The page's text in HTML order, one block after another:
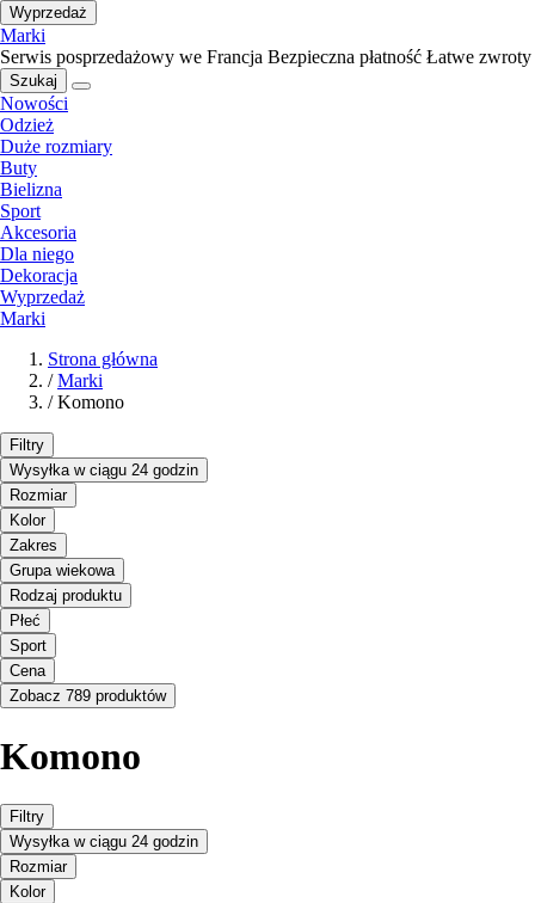
Wyprzedaż
Marki
Serwis posprzedażowy we Francja Bezpieczna płatność Łatwe zwroty
Szukaj
Nowości
Odzież
Duże rozmiary
Buty
Bielizna
Sport
Akcesoria
Dla niego
Dekoracja
Wyprzedaż
Marki
Strona główna
/ Marki
/ Komono
Filtry
Wysyłka w ciągu 24 godzin
Rozmiar
Kolor
Zakres
Grupa wiekowa
Rodzaj produktu
Płeć
Sport
Cena
Zobacz 789 produktów
Komono
Filtry
Wysyłka w ciągu 24 godzin
Rozmiar
Kolor